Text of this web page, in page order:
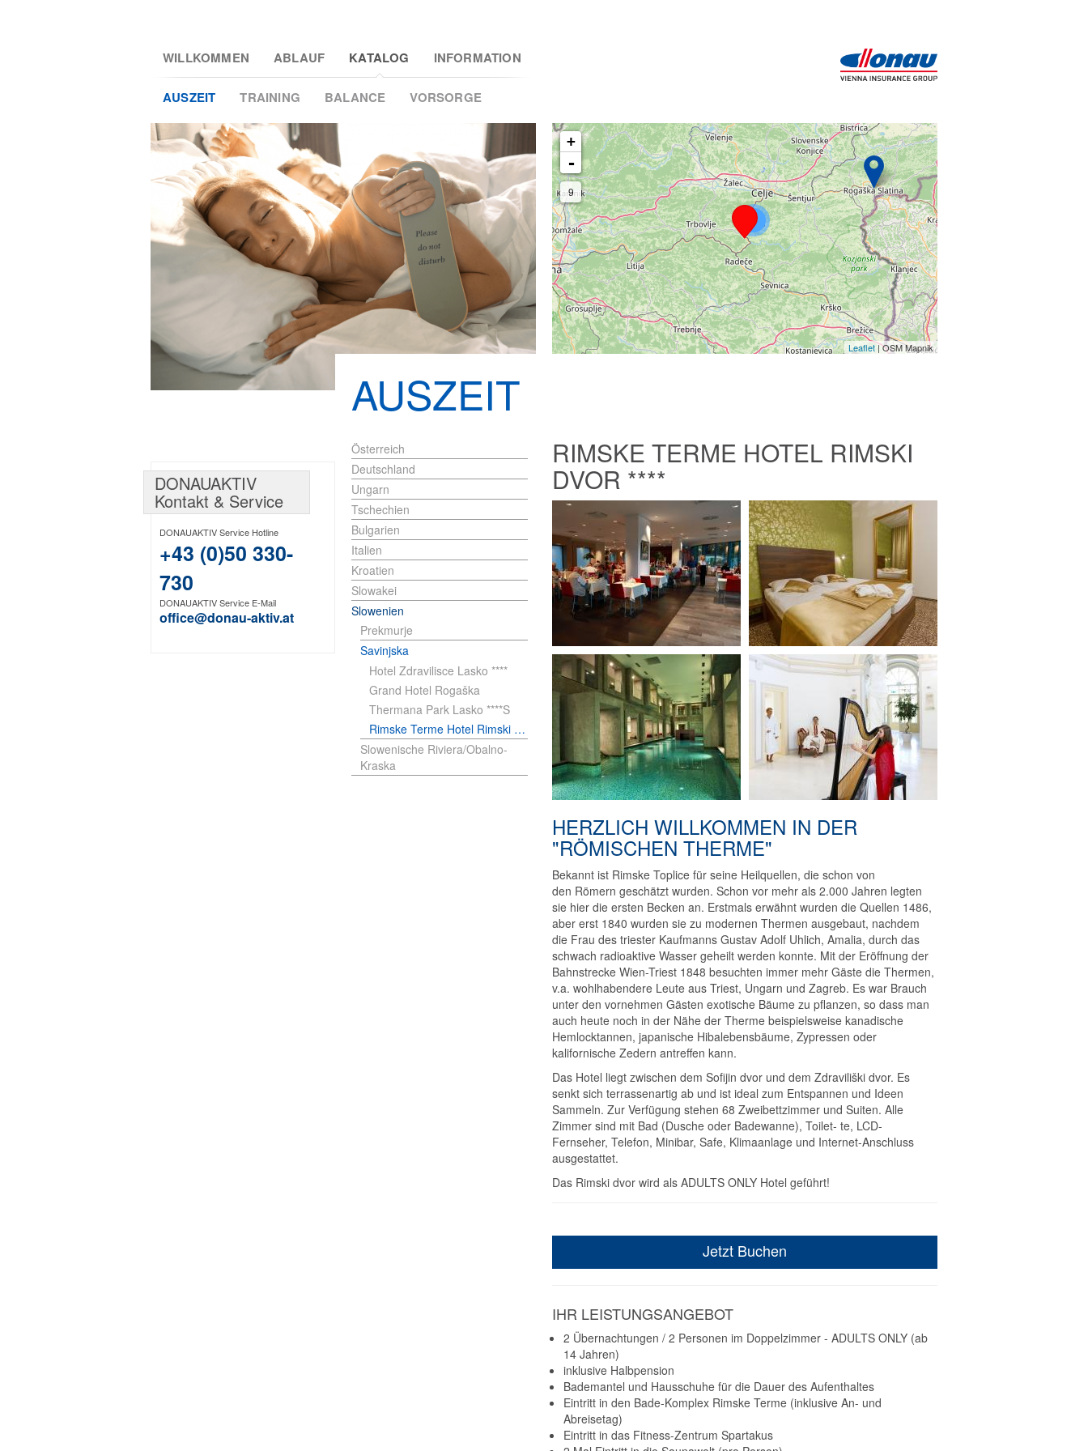
WILLKOMMEN ABLAUF KATALOG
AUSZEIT TRAINING BALANCE VORSORGE
INFORMATION
2
2
+
-
9
Leaflet| OSM Mapnik
AUSZEIT
Österreich
Deutschland
Ungarn
Tschechien
Bulgarien
Italien
Kroatien
Slowakei
Slowenien
Prekmurje
Savinjska
Hotel Zdravilisce Lasko ****
Grand Hotel Rogaška
Thermana Park Lasko ****S
Rimske Terme Hotel Rimski dvor ****
Slowenische Riviera/Obalno-
Kraska
RIMSKE TERME HOTEL RIMSKI
DVOR ****
HERZLICH WILLKOMMEN IN DER
"RÖMISCHEN THERME"
Bekannt ist Rimske Toplice für seine Heilquellen, die schon von
den Römern geschätzt wurden. Schon vor mehr als 2.000 Jahren legten
sie hier die ersten Becken an. Erstmals erwähnt wurden die Quellen 1486,
aber erst 1840 wurden sie zu modernen Thermen ausgebaut, nachdem
die Frau des triester Kaufmanns Gustav Adolf Uhlich, Amalia, durch das
schwach radioaktive Wasser geheilt werden konnte. Mit der Eröffnung der
Bahnstrecke Wien-Triest 1848 besuchten immer mehr Gäste die Thermen,
v.a. wohlhabendere Leute aus Triest, Ungarn und Zagreb. Es war Brauch
unter den vornehmen Gästen exotische Bäume zu pflanzen, so dass man
auch heute noch in der Nähe der Therme beispielsweise kanadische
Hemlocktannen, japanische Hibalebensbäume, Zypressen oder
kalifornische Zedern antreffen kann.
Das Hotel liegt zwischen dem Sofijin dvor und dem Zdraviliški dvor. Es
senkt sich terrassenartig ab und ist ideal zum Entspannen und Ideen
Sammeln. Zur Verfügung stehen 68 Zweibettzimmer und Suiten. Alle
Zimmer sind mit Bad (Dusche oder Badewanne), Toilet- te, LCD-
Fernseher, Telefon, Minibar, Safe, Klimaanlage und Internet-Anschluss
ausgestattet.
Das Rimski dvor wird als ADULTS ONLY Hotel geführt!
Jetzt Buchen
IHR LEISTUNGSANGEBOT
2 Übernachtungen / 2 Personen im Doppelzimmer - ADULTS ONLY (ab
14 Jahren)
inklusive Halbpension
Bademantel und Hausschuhe für die Dauer des Aufenthaltes
Eintritt in den Bade-Komplex Rimske Terme (inklusive An- und
Abreisetag)
Eintritt in das Fitness-Zentrum Spartakus
DONAUAKTIV
Kontakt & Service
DONAUAKTIV Service Hotline
+43 (0)50 330-
730
DONAUAKTIV Service E-Mail
office@donau-aktiv.at